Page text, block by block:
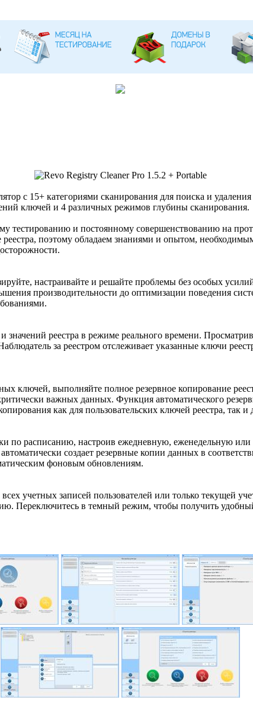
с 15+ категориями сканирования для поиска и
ключей и 4 различных режимов глубины сканирования.
тестированию и постоянному совершенствованию на
поэтому обладаем знаниями и опытом,
настраивайте и решайте проблемы без особых
производительности до оптимизации поведения
реестра в режиме реального времени.
за реестром отслеживает указанные ключи
ключей, выполняйте полное резервное копирование
важных данных. Функция автоматического
как для пользовательских ключей реестра, так
по расписанию, настроив ежедневную, еженедельную
создает резервные копии данных в
фоновым обновлениям.
учетных записей пользователей или только текущей
Переключитесь в темный режим, чтобы получить